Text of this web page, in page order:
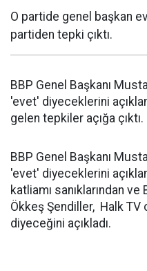
O partide genel başkan
partiden tepki çıktı.
BBP Genel Başkanı
'evet' diyeceklerini
gelen tepkiler açığa çıktı.
BBP Genel Başkanı
'evet' diyeceklerini
katliamı sanıklarından ve
Ökkeş Şendiller, Halk TV
diyeceğini açıkladı.